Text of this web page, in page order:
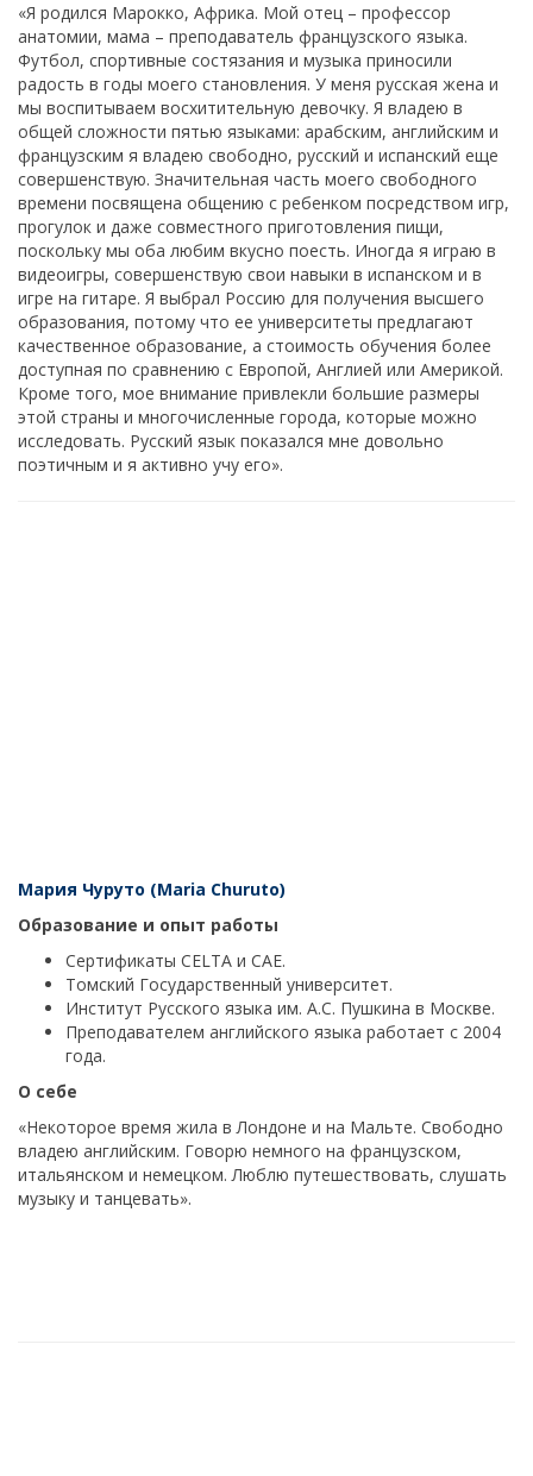
«Я родился Марокко, Африка. Мой отец – профессор
анатомии, мама – преподаватель французского языка.
Футбол, спортивные состязания и музыка приносили
радость в годы моего становления. У меня русская жена и
мы воспитываем восхитительную девочку. Я владею в
общей сложности пятью языками: арабским, английским и
французским я владею свободно, русский и испанский еще
совершенствую. Значительная часть моего свободного
времени посвящена общению с ребенком посредством игр,
прогулок и даже совместного приготовления пищи,
поскольку мы оба любим вкусно поесть. Иногда я играю в
видеоигры, совершенствую свои навыки в испанском и в
игре на гитаре. Я выбрал Россию для получения высшего
образования, потому что ее университеты предлагают
качественное образование, а стоимость обучения более
доступная по сравнению с Европой, Англией или Америкой.
Кроме того, мое внимание привлекли большие размеры
этой страны и многочисленные города, которые можно
исследовать. Русский язык показался мне довольно
поэтичным и я активно учу его».
Мария Чуруто (Maria Churuto)
Образование и опыт работы
Сертификаты CELTA и CAE.
Томский Государственный университет.
Институт Русского языка им. А.С. Пушкина в Москве.
Преподавателем английского языка работает с 2004
года.
О себе
«Некоторое время жила в Лондоне и на Мальте. Свободно
владею английским. Говорю немного на французском,
итальянском и немецком. Люблю путешествовать, слушать
музыку и танцевать».